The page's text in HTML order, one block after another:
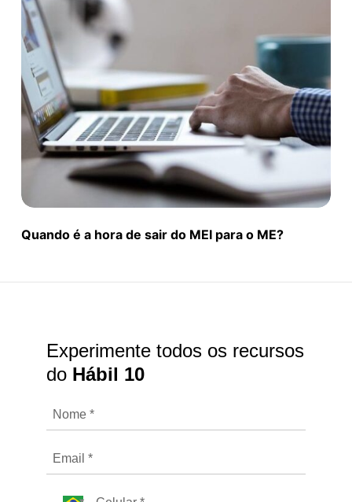
Quando é a hora de sair do MEI para o ME?
Experimente todos os recursos
do Hábil 10